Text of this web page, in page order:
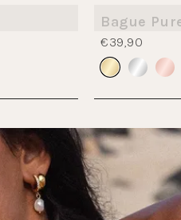
Bague
€39,90